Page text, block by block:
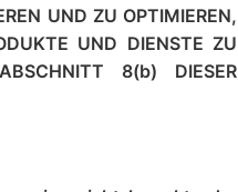
UND ZU OPTIMIEREN,
UND DIENSTE ZU
8(b) DIESER